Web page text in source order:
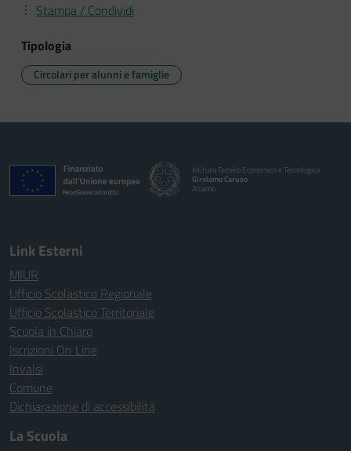
Stampa / Condividi
Tipologia
Circolari per alunni e famiglie
Istituto Tecnico Economico e Tecnologico
Girolamo Caruso
Alcamo
Link Esterni
MIUR
Ufficio Scolastico Regionale
Ufficio Scolastico Territoriale
Scuola in Chiaro
Iscrizioni On Line
Invalsi
Comune
Dichiarazione di accessibilità
La Scuola